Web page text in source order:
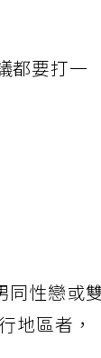
都要打一
同性戀或
地區者，